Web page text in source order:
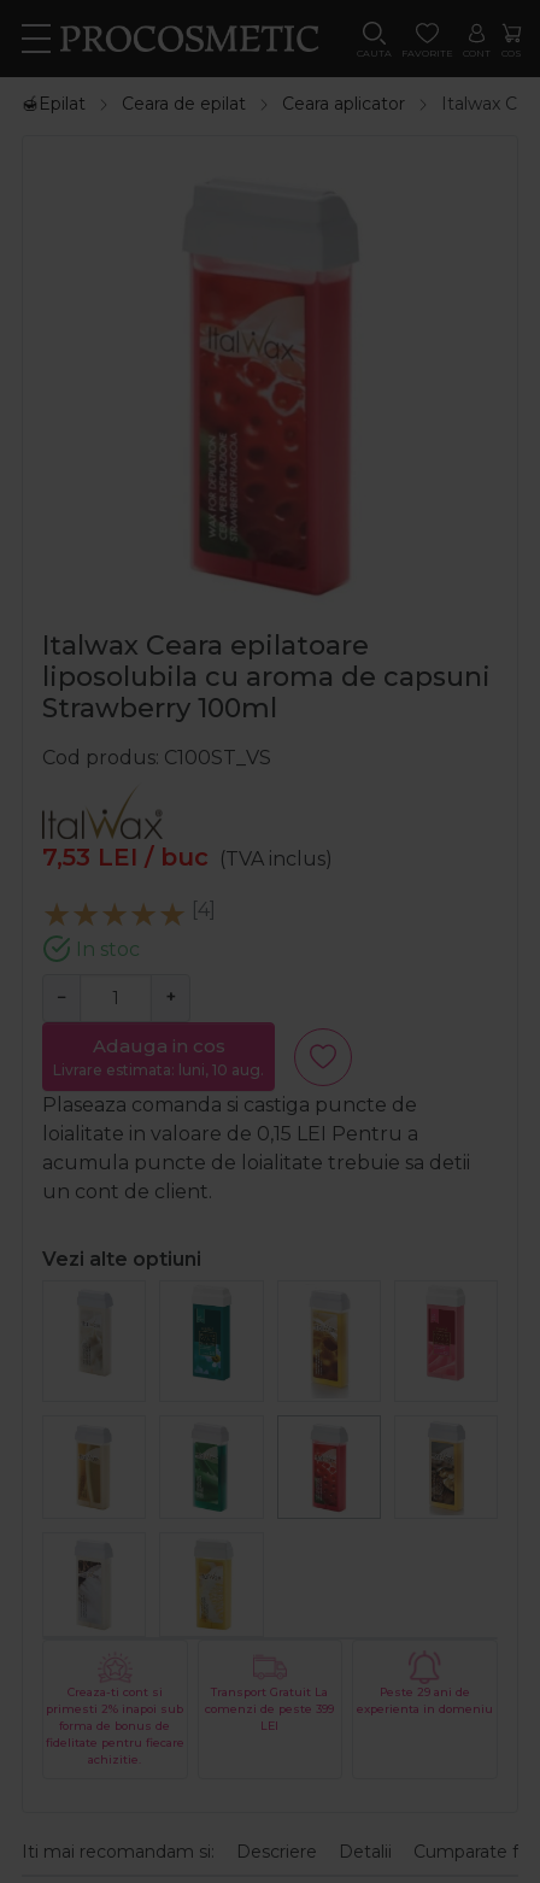
CAUTA FAVORITE CONT COS
🍯Epilat Ceara de epilat Ceara aplicator Italwax
Italwax Ceara epilatoare
liposolubila cu aroma de capsuni
Strawberry 100ml
Cod produs C100ST_VS
7,53 LEI / buc (TVA inclus)
[4]
In stoc
− +
Adauga in cos
Livrare estimata: luni, 10 aug.
Plaseaza comanda si castiga puncte de
loialitate in valoare de 0,15 LEI Pentru a
acumula puncte de loialitate trebuie sa detii
un cont de client.
Vezi alte optiuni
Creaza-ti cont si
primesti 2% inapoi sub
forma de bonus de
fidelitate pentru fiecare
achizitie.
Transport Gratuit La
comenzi de peste 399
LEI
Peste 29 ani de
experienta in domeniu
Iti mai recomandam si: Descriere Detalii Cumparate